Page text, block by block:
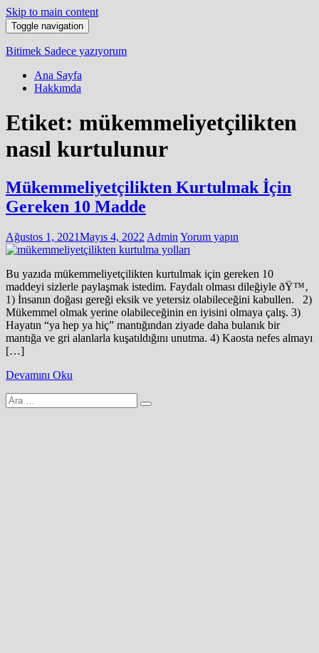
Skip to main content
Toggle navigation
Bitimek Sadece yazıyorum
Ana Sayfa
Hakkımda
Etiket: mükemmeliyetçilikten
nasıl kurtulunur
Mükemmeliyetçilikten Kurtulmak İçin
Gereken 10 Madde
Ağustos 1, 2021Mayıs 4, 2022 Admin Yorum yapın
Bu yazıda mükemmeliyetçilikten kurtulmak için gereken 10
maddeyi sizlerle paylaşmak istedim. Faydalı olması dileğiyle ðŸ™‚
1) İnsanın doğası gereği eksik ve yetersiz olabileceğini kabullen. 2)
Mükemmel olmak yerine olabileceğinin en iyisini olmaya çalış. 3)
Hayatın “ya hep ya hiç” mantığından ziyade daha bulanık bir
mantığa ve gri alanlarla kuşatıldığını unutma. 4) Kaosta nefes almayı
[…]
Devamını Oku
Arama
yap: